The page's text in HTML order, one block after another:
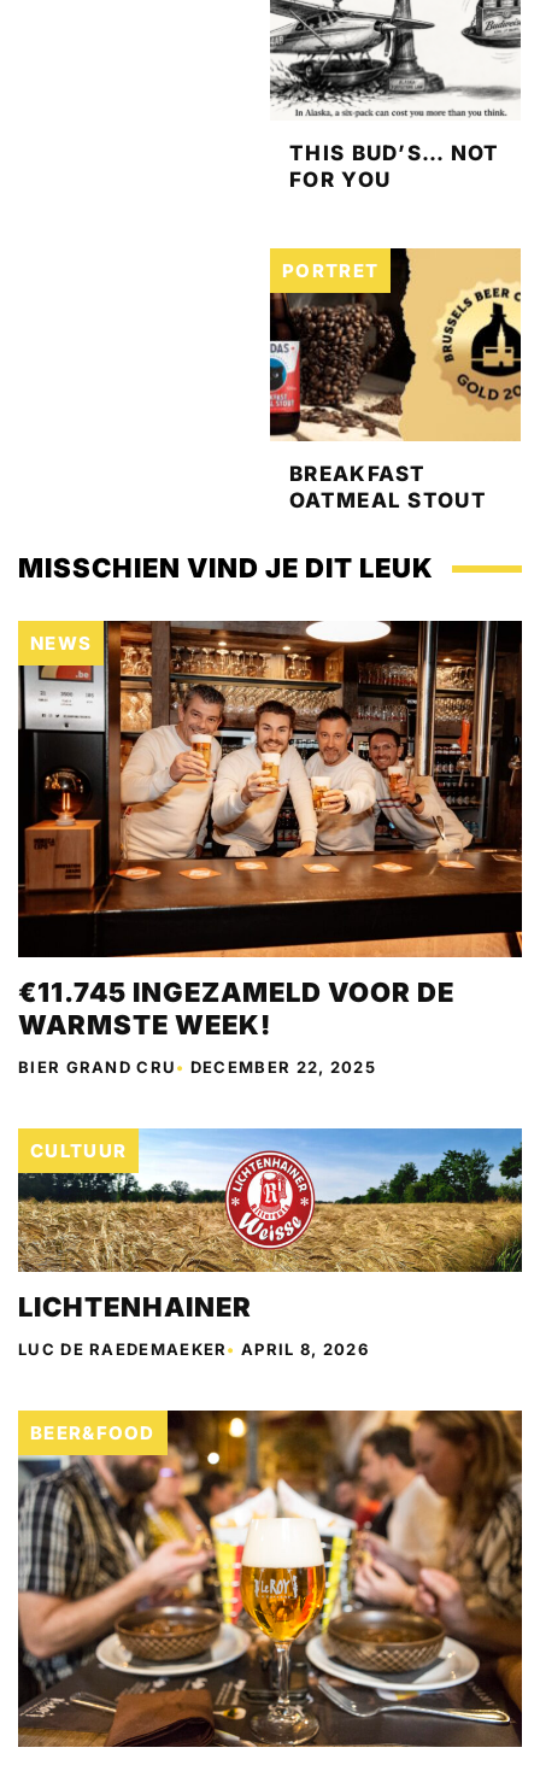
THIS BUD’S… NOT
FOR YOU
PORTRET
BREAKFAST
OATMEAL STOUT
MISSCHIEN VIND JE DIT LEUK
NEWS
€11.745 INGEZAMELD VOOR DE
WARMSTE WEEK!
BIER GRAND CRU• DECEMBER 22, 2025
CULTUUR
LICHTENHAINER
LUC DE RAEDEMAEKER•APRIL 8, 2026
BEER&FOOD